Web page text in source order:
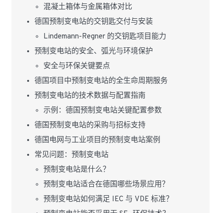
混凝土箱体与金属箱体对比
德国预制变电站的交钥匙交付与安装
Lindemann-Regner 的交钥匙项目能力
预制变电站的安全、弧光与环境保护
安全与环保关键要点
德国项目中预制变电站的全生命周期服务
预制变电站的技术数据与配置指南
示例：德国预制变电站关键配置参数
德国预制变电站的采购与招标支持
德国电网与工业项目的预制变电站案例
常见问题：预制变电站
预制变电站是什么？
预制变电站适合在德国哪些场景应用？
预制变电站如何满足 IEC 与 VDE 标准？